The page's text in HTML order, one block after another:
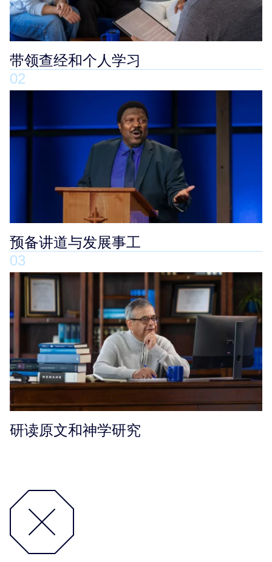
带领查经和个人学习
02
预备讲道与发展事工
03
研读原文和神学研究